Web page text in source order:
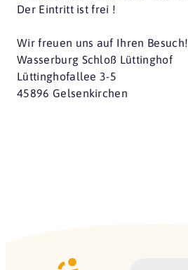
Der Eintritt ist frei !
Wir freuen uns auf Ihren Besuch!
Wasserburg Schloß Lüttinghof
Lüttinghofallee 3-5
45896 Gelsenkirchen